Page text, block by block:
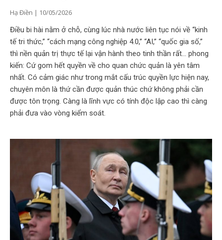
Hạ Điền
10/05/2026
Điều bi hài nằm ở chỗ, cùng lúc nhà nước liên tục nói về “kinh
tế tri thức,” “cách mạng công nghiệp 4.0,” “AI,” “quốc gia số,”
thì nền quản trị thực tế lại vận hành theo tinh thần rất… phong
kiến: Cứ gom hết quyền về cho quan chức quản là yên tâm
nhất. Có cảm giác như trong mắt cấu trúc quyền lực hiện nay,
chuyên môn là thứ cần được quản thúc chứ không phải cần
được tôn trọng. Càng là lĩnh vực có tính độc lập cao thì càng
phải đưa vào vòng kiểm soát.